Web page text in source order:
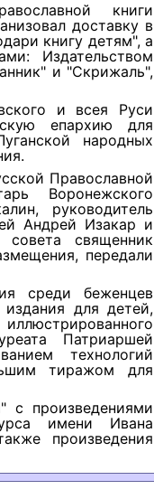
книги
доставку в
книгу детям", а
Издательством
и "Скрижаль",
и всея Руси
епархию для
народных
Православной
Воронежского
руководитель
Андрей Изакар и
священник
передали
среди беженцев
для детей,
Патриаршей
технологий
тиражом для
с произведениями
имени Ивана
произведения